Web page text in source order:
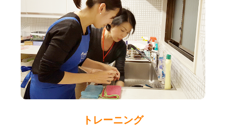
トレーニング